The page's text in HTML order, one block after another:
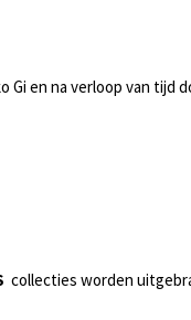
en na verloop van tijd
collecties worden